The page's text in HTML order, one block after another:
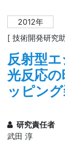
2012年
[ 技術開発研究
反射型
光反応
ッピン
研究責任者
武田 淳